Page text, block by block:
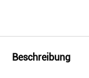
Beschreibung